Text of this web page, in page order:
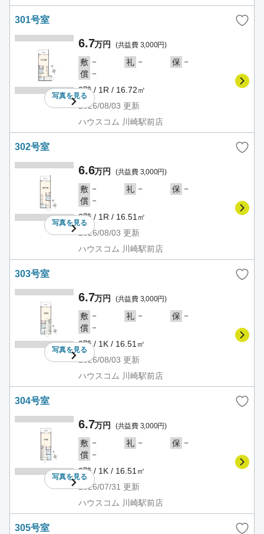
301号室
写真を見る
6.7万円 (共益費 3,000円)
敷 － 礼 － 保 －
償 －
3階 / 1R / 16.72㎡
2026/08/03 更新
ハウスコム 川崎駅前店
302号室
写真を見る
6.6万円 (共益費 3,000円)
敷 － 礼 － 保 －
償 －
3階 / 1R / 16.51㎡
2026/08/03 更新
ハウスコム 川崎駅前店
303号室
写真を見る
6.7万円 (共益費 3,000円)
敷 － 礼 － 保 －
償 －
3階 / 1K / 16.51㎡
2026/08/03 更新
ハウスコム 川崎駅前店
304号室
写真を見る
6.7万円 (共益費 3,000円)
敷 － 礼 － 保 －
償 －
3階 / 1K / 16.51㎡
2026/07/31 更新
ハウスコム 川崎駅前店
305号室